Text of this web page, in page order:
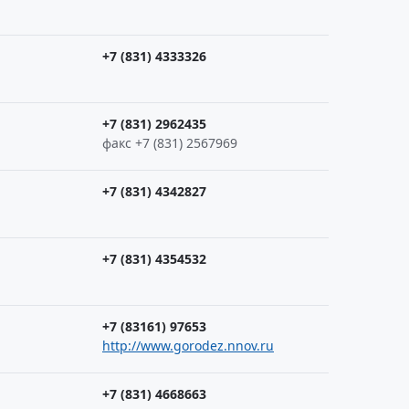
+7 (831) 4333326
+7 (831) 2962435
факс +7 (831) 2567969
+7 (831) 4342827
+7 (831) 4354532
+7 (83161) 97653
http://www.gorodez.nnov.ru
+7 (831) 4668663